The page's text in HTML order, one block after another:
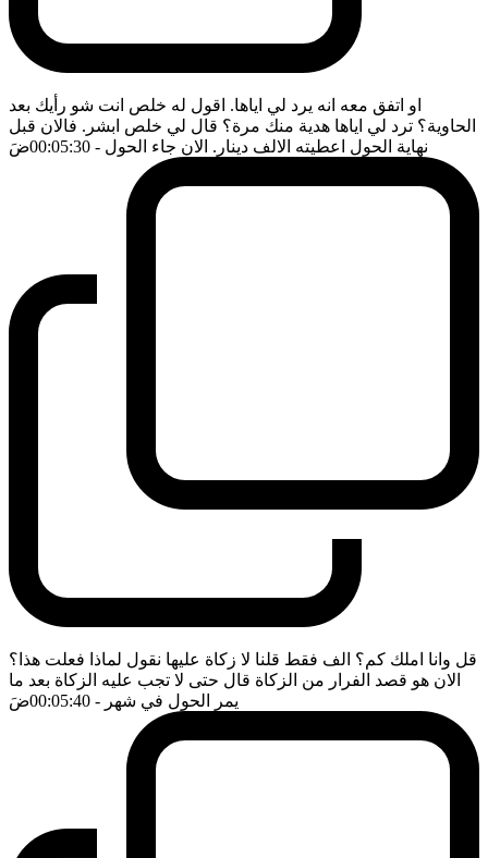
او اتفق معه انه يرد لي اياها. اقول له خلص انت شو رأيك بعد
الحاوية؟ ترد لي اياها هدية منك مرة؟ قال لي خلص ابشر. فالان قبل
نهاية الحول اعطيته الالف دينار. الان جاء الحول - 00:05:30 ضَ
قل وانا املك كم؟ الف فقط قلنا لا زكاة عليها نقول لماذا فعلت هذا؟
الان هو قصد الفرار من الزكاة قال حتى لا تجب عليه الزكاة بعد ما
يمر الحول في شهر - 00:05:40 ضَ